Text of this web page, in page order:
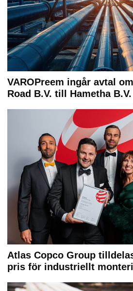
VAROPreem ingår avtal
Road B.V. till Hametha B.V.
Atlas Copco Group
pris för industriellt